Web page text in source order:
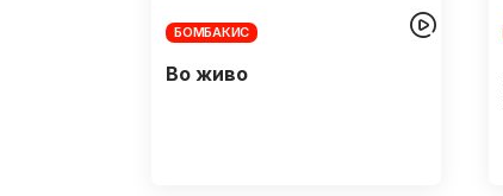
БОМБАКИС
Во живо